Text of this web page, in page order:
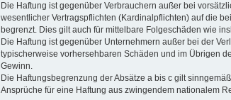
Die Haftung ist gegenüber Verbrauchern außer bei
wesentlicher Vertragspflichten (Kardinalpflichten) auf die
begrenzt. Dies gilt auch für mittelbare Folgeschäden wie
Die Haftung ist gegenüber Unternehmern außer bei der
typischerweise vorhersehbaren Schäden und im Übrigen
Gewinn.
Die Haftungsbegrenzung der Absätze a bis c gilt
Ansprüche für eine Haftung aus zwingendem nationalem